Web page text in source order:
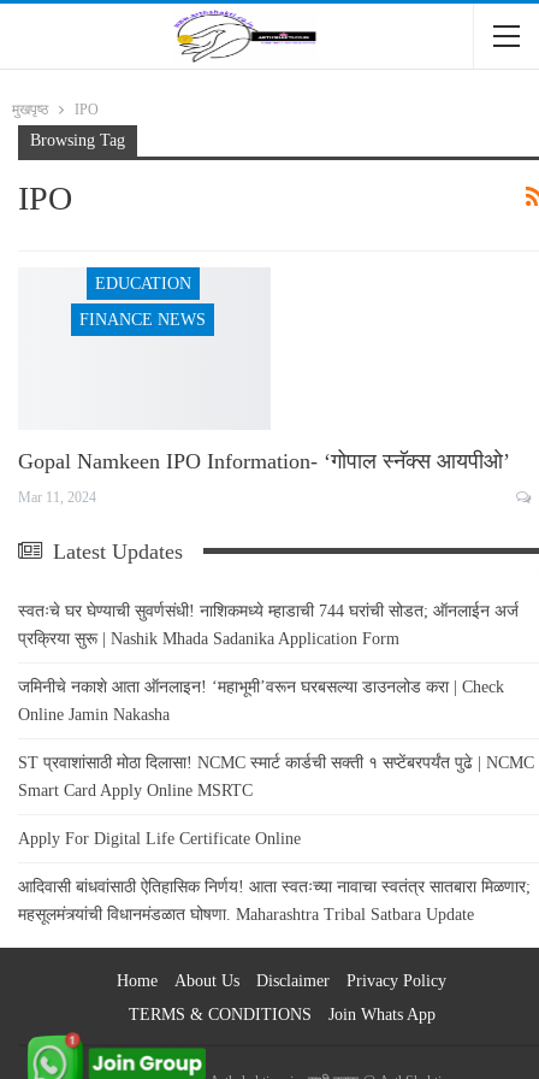
मुखपृष्ठ IPO
Browsing Tag
IPO
EDUCATION
FINANCE NEWS
Gopal Namkeen IPO Information- ‘गोपाल स्नॅक्स आयपीओ’
Mar 11, 2024
Latest Updates
स्वतःचे घर घेण्याची सुवर्णसंधी! नाशिकमध्ये म्हाडाची 744 घरांची सोडत; ऑनलाईन अर्ज
प्रक्रिया सुरू | Nashik Mhada Sadanika Application Form
जमिनीचे नकाशे आता ऑनलाइन! ‘महाभूमी’वरून घरबसल्या डाउनलोड करा | Check
Online Jamin Nakasha
ST प्रवाशांसाठी मोठा दिलासा! NCMC स्मार्ट कार्डची सक्ती १ सप्टेंबरपर्यंत पुढे | NCMC
Smart Card Apply Online MSRTC
Apply For Digital Life Certificate Online
आदिवासी बांधवांसाठी ऐतिहासिक निर्णय! आता स्वतःच्या नावाचा स्वतंत्र सातबारा मिळणार;
महसूलमंत्र्यांची विधानमंडळात घोषणा. Maharashtra Tribal Satbara Update
Home About Us Disclaimer
Privacy Policy
TERMS & CONDITIONS
Join Whats App